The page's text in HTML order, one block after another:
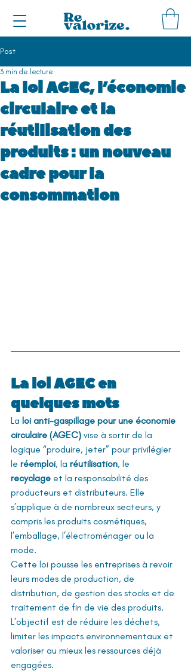
Post
La loi AGEC, l’économie
circulaire et la
réutilisation des
produits : un nouveau
cadre pour la
consommation
3 min de lecture
La loi AGEC en
quelques mots
La loi anti-gaspillage pour une économie
circulaire (AGEC) vise à sortir de la
logique “produire, jeter” pour privilégier
le réemploi, la réutilisation, le
recyclage et la responsabilité des
producteurs et distributeurs. Elle
s’applique à de nombreux secteurs, y
compris les produits cosmétiques,
l’emballage, l’électroménager ou la
mode.
Cette loi pousse les entreprises à revoir
leurs modes de production, de
distribution, de gestion des stocks et de
traitement de fin de vie des produits.
L’objectif est de réduire les déchets,
limiter les impacts environnementaux et
valoriser au mieux les ressources déjà
engagées.